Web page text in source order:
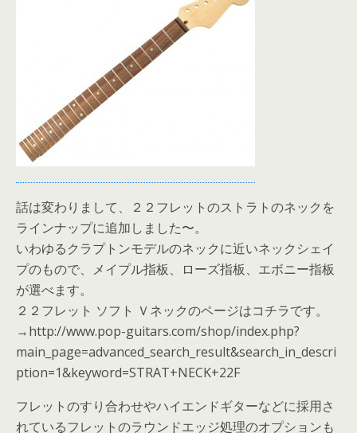
話は変わりまして、２２フレットのストラトのネックを
ラインナップに追加しました〜。
いわゆるクラプトンモデルのネックに近いネックシェイ
プのもので、メイプル指板、ローズ指板、エボニー指板
が選べます。
２２フレット ソフト Ｖネックのページはコチラです。
→http://www.pop-guitars.com/shop/index.php?
main_page=advanced_search_result&search_in_descri
ption=1&keyword=STRAT+NECK+22F
フレットのすり合わせやハイエンドギターなどに採用さ
れているフレットのラウンドエッジ処理のオプションも